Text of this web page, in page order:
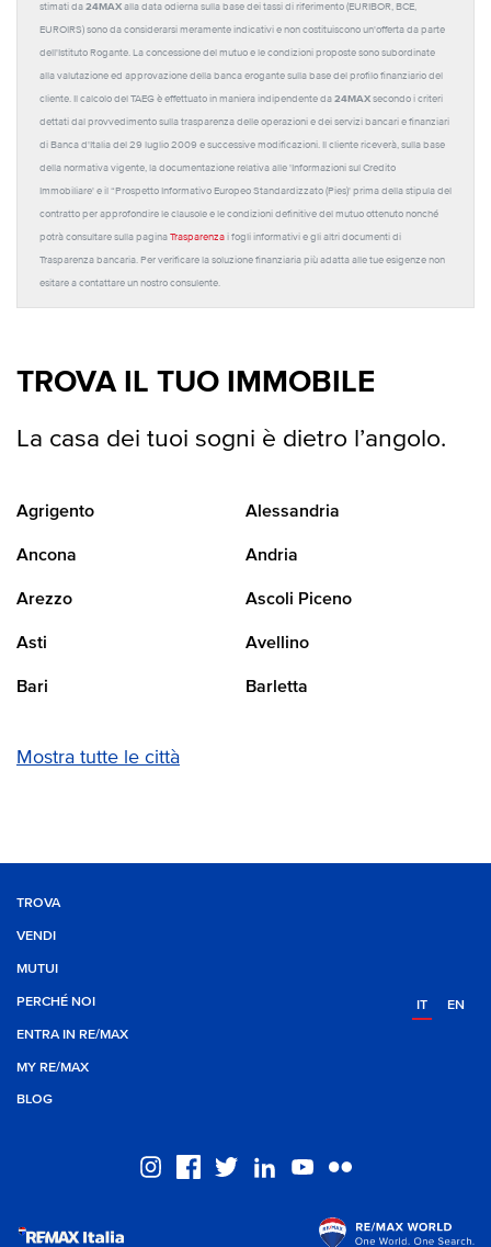
stimati da 24MAX alla data odierna sulla base dei tassi di riferimento (EURIBOR, BCE,
EUROIRS) sono da considerarsi meramente indicativi e non costituiscono un'offerta da parte
dell'Istituto Rogante. La concessione del mutuo e le condizioni proposte sono subordinate
alla valutazione ed approvazione della banca erogante sulla base del profilo finanziario del
cliente. Il calcolo del TAEG è effettuato in maniera indipendente da 24MAX secondo i criteri
dettati dal provvedimento sulla trasparenza delle operazioni e dei servizi bancari e finanziari
di Banca d'Italia del 29 luglio 2009 e successive modificazioni. Il cliente riceverà, sulla base
della normativa vigente, la documentazione relativa alle 'Informazioni sul Credito
Immobiliare' e il “Prospetto Informativo Europeo Standardizzato (Pies)' prima della stipula del
contratto per approfondire le clausole e le condizioni definitive del mutuo ottenuto nonché
potrà consultare sulla pagina Trasparenza i fogli informativi e gli altri documenti di
Trasparenza bancaria. Per verificare la soluzione finanziaria più adatta alle tue esigenze non
esitare a contattare un nostro consulente.
TROVA IL TUO IMMOBILE
La casa dei tuoi sogni è dietro l’angolo.
Agrigento Alessandria
Ancona Andria
Arezzo Ascoli Piceno
Asti Avellino
Bari Barletta
Mostra tutte le città
TROVA
VENDI
MUTUI
PERCHÉ NOI
ENTRA IN RE/MAX
MY RE/MAX
BLOG
IT EN